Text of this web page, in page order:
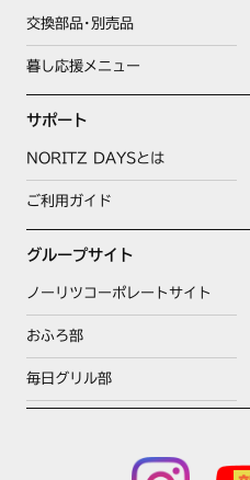
交換部品･別売品
暮し応援メニュー
サポート
NORITZ DAYSとは
ご利用ガイド
グループサイト
ノーリツコーポレートサイト
おふろ部
毎日グリル部